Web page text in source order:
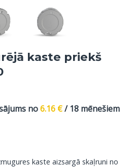
kaste priekš
no6.16 €/ 18 mēnešiem
kaste aizsargā skaļruni no